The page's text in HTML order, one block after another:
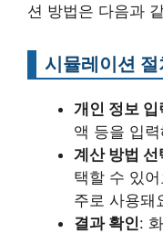
션 방법은 다음과
시뮬레이션 절
개인 정보 입
액 등을 입
계산 방법 선
택할 수 있
주로 사용돼
결과 확인: